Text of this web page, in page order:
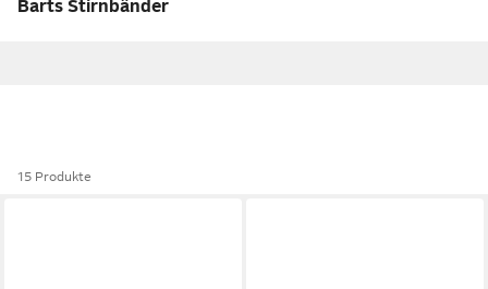
Barts Stirnbänder
15 Produkte